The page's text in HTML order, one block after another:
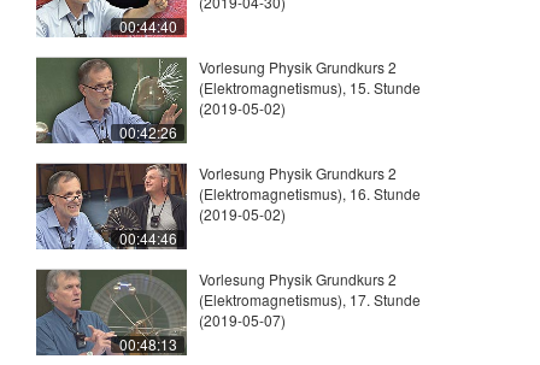
00:44:40
00:42:26
Vorlesung Physik Grundkurs 2
(Elektromagnetismus), 15. Stunde
(2019-05-02)
00:44:46
Vorlesung Physik Grundkurs 2
(Elektromagnetismus), 16. Stunde
(2019-05-02)
00:48:13
Vorlesung Physik Grundkurs 2
(Elektromagnetismus), 17. Stunde
(2019-05-07)